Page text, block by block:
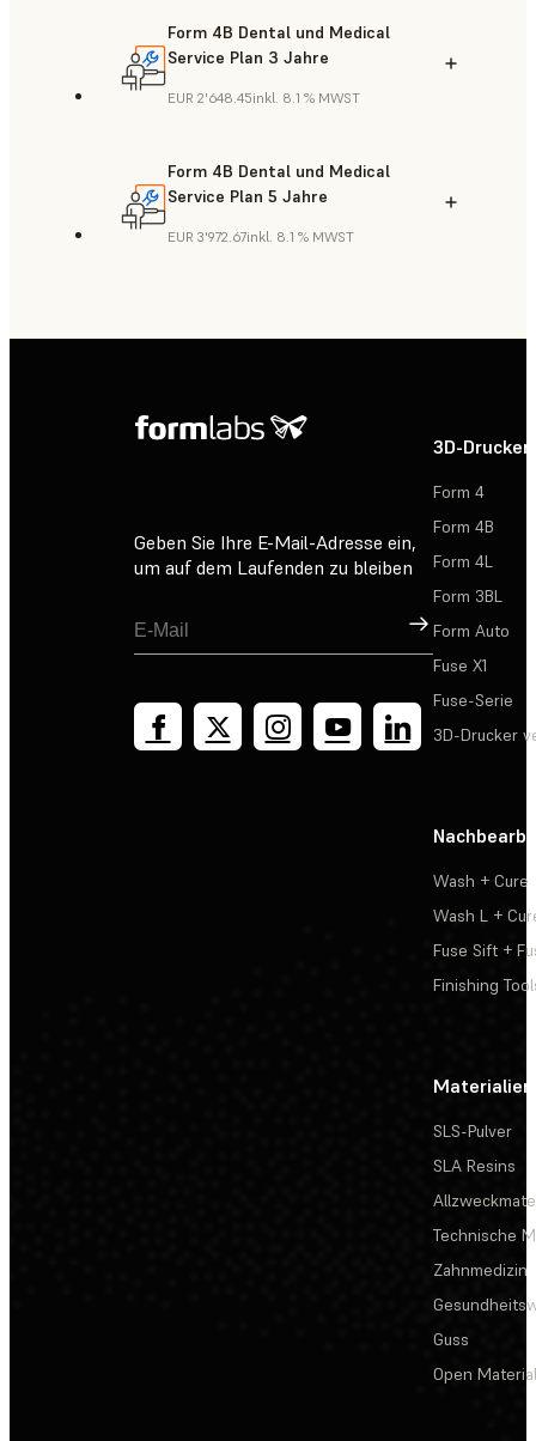
Form 4B Dental und Medical
Service Plan 3 Jahre
EUR 2'648.45inkl. 8.1 % MWST
Form 4B Dental und Medical
Service Plan 5 Jahre
EUR 3'972.67inkl. 8.1 % MWST
Geben Sie Ihre E-Mail-Adresse ein,
um auf dem Laufenden zu bleiben
Registrieren
3D-Drucker
Form 4
Form 4B
Form 4L
Form 3BL
Form Auto
Fuse X1
Fuse-Serie
3D-Drucker
Wash + Cure
Wash L +
Fuse Sift +
Finishing
Materialien
SLS-Pulver
SLA Resins
Technische
Zahnmedizin
Guss
Open